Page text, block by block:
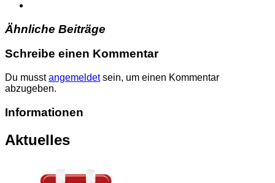
Ähnliche Beiträge
Schreibe einen Kommentar
Du musstangemeldetsein, um einen Kommentar
abzugeben.
Informationen
Aktuelles